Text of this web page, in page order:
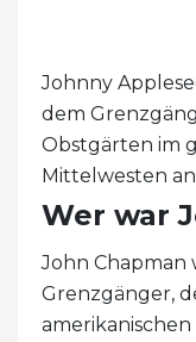
Johnny
dem
Obstgärten im
Mittelwesten
Wer war
John Chapman
Grenzgänger,